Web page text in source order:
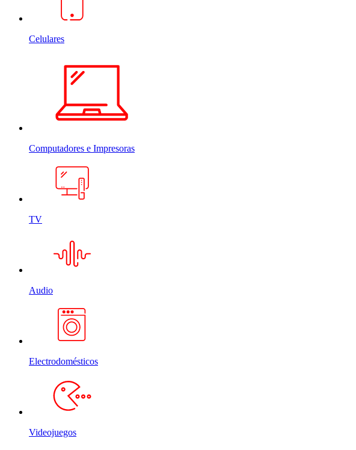
Celulares
Computadores e Impresoras
TV
Audio
Electrodomésticos
Videojuegos